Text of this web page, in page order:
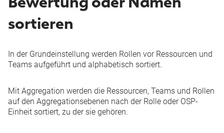
sortieren
In der Grundeinstellung werden Rollen vor Ressourcen und
Teams aufgeführt und alphabetisch sortiert.
Mit Aggregation werden die Ressourcen, Teams und Rollen
auf den Aggregationsebenen nach der Rolle oder OSP-
Einheit sortiert, zu der sie gehören.